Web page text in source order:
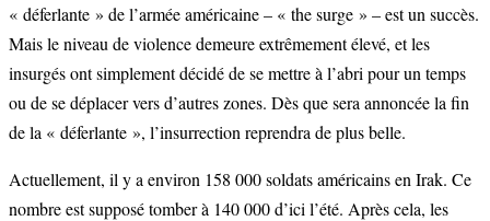
« déferlante » de l’armée américaine – « the surge » – est un succès.
Mais le niveau de violence demeure extrêmement élevé, et les
insurgés ont simplement décidé de se mettre à l’abri pour un temps
ou de se déplacer vers d’autres zones. Dès que sera annoncée la fin
de la « déferlante », l’insurrection reprendra de plus belle.
Actuellement, il y a environ 158 000 soldats américains en Irak. Ce
nombre est supposé tomber à 140 000 d’ici l’été. Après cela, les